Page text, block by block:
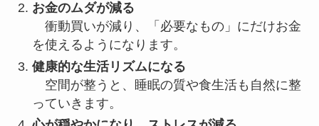
お金のムダが減る
衝動買いが減り、「必要なもの」にだけお金
を使えるようになります。
健康的な生活リズムになる
空間が整うと、睡眠の質や食生活も自然に整
っていきます。